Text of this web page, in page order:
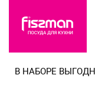
В НАБОРЕ